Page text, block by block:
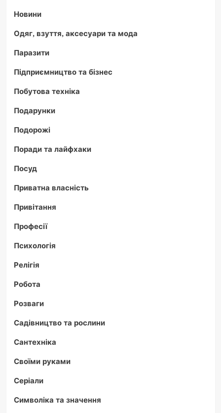
Новини
Одяг, взуття, аксесуари та мода
Паразити
Підприємництво та бізнес
Побутова техніка
Подарунки
Подорожі
Поради та лайфхаки
Посуд
Приватна власність
Привітання
Професії
Психологія
Релігія
Робота
Розваги
Садівництво та рослини
Сантехніка
Своїми руками
Серіали
Символіка та значення